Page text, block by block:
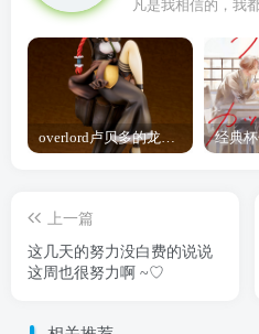
上一篇
这几天的努力没白费的说说
这周也很努力啊 ~♡